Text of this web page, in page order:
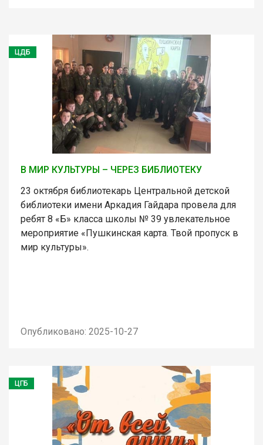
ЦДБ
В МИР КУЛЬТУРЫ – ЧЕРЕЗ БИБЛИОТЕКУ
23 октября библиотекарь Центральной детской
библиотеки имени Аркадия Гайдара провела для
ребят 8 «Б» класса школы № 39 увлекательное
мероприятие «Пушкинская карта. Твой пропуск в
мир культуры».
Опубликовано: 2025-10-27
ЦГБ